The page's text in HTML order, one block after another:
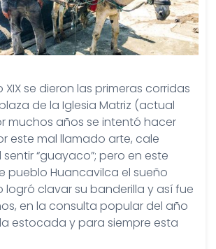
XIX se dieron las primeras corridas
de la Iglesia Matriz (actual
muchos años se intentó hacer
este mal llamado arte, cale
“guayaco”; pero en este
pueblo Huancavilca el sueño
logró clavar su banderilla y así fue
en la consulta popular del año
estocada y para siempre esta